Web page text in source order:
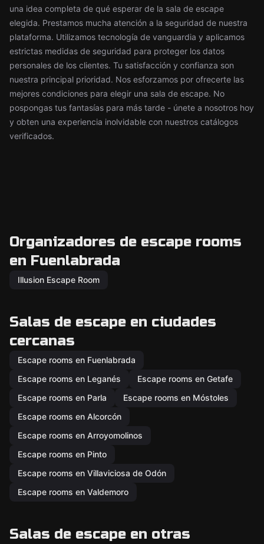
una idea completa de qué esperar de la sala de escape
elegida. Prestamos mucha atención a la seguridad de nuestra
plataforma. Utilizamos tecnología de vanguardia y aplicamos
estrictas medidas de seguridad para proteger los datos
personales de los clientes. Tu satisfacción y confianza son
nuestra principal prioridad. Nos esforzamos por ofrecerte las
mejores condiciones para elegir una sala de escape. No
pospongas tus fantasías para más tarde - únete a nosotros hoy
y obten una experiencia inolvidable con nuestros catálogos
verificados.
Organizadores de escape rooms
en Fuenlabrada
Illusion Escape Room
Salas de escape en ciudades
cercanas
Escape rooms en Fuenlabrada
Escape rooms en Leganés
Escape rooms en Getafe
Escape rooms en Parla
Escape rooms en Móstoles
Escape rooms en Alcorcón
Escape rooms en Arroyomolinos
Escape rooms en Pinto
Escape rooms en Villaviciosa de Odón
Escape rooms en Valdemoro
Salas de escape en otras